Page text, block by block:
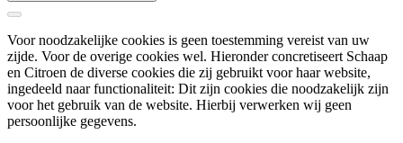
Voor noodzakelijke cookies is geen toestemming vereist van uw
zijde. Voor de overige cookies wel. Hieronder concretiseert Schaap
en Citroen de diverse cookies die zij gebruikt voor haar website,
ingedeeld naar functionaliteit: Dit zijn cookies die noodzakelijk zijn
voor het gebruik van de website. Hierbij verwerken wij geen
persoonlijke gegevens.